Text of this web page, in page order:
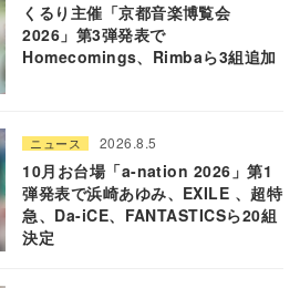
くるり主催「京都音楽博覧会
2026」第3弾発表で
Homecomings、Rimbaら3組追加
ニュース 2026.8.5
10月お台場「a-nation 2026」第1
弾発表で浜崎あゆみ、EXILE 、超特
急、Da-iCE、FANTASTICSら20組
決定